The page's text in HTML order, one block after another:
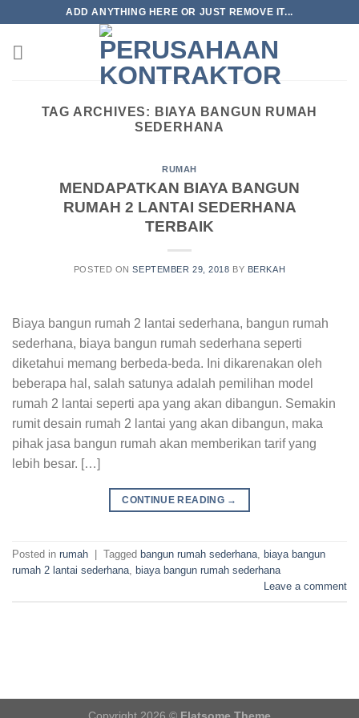
content
ADD ANYTHING HERE OR JUST REMOVE IT...
TAG ARCHIVES: BIAYA BANGUN RUMAH
SEDERHANA
RUMAH
MENDAPATKAN BIAYA BANGUN
RUMAH 2 LANTAI SEDERHANA
TERBAIK
POSTED ONSEPTEMBER 29, 2018 BY BERKAH
Biaya bangun rumah 2 lantai sederhana, bangun rumah
sederhana, biaya bangun rumah sederhana seperti
diketahui memang berbeda-beda. Ini dikarenakan oleh
beberapa hal, salah satunya adalah pemilihan model
rumah 2 lantai seperti apa yang akan dibangun. Semakin
rumit desain rumah 2 lantai yang akan dibangun, maka
pihak jasa bangun rumah akan memberikan tarif yang
lebih besar. […]
CONTINUE READING →
Posted in rumah Tagged bangun rumah sederhana
biaya bangun
rumah 2 lantai sederhana
biaya bangun rumah sederhana
Leave a comment
Copyright 2026 © Flatsome Theme